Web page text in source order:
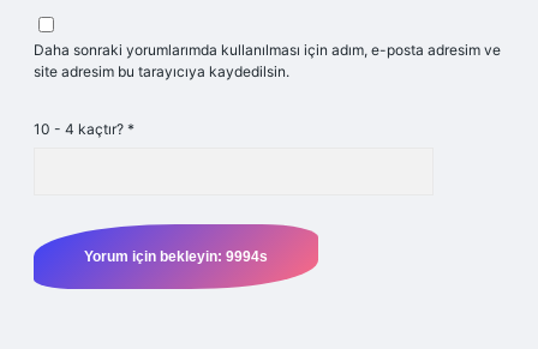
Daha sonraki yorumlarımda kullanılması için adım, e-posta adresim ve
site adresim bu tarayıcıya kaydedilsin.
10 - 4 kaçtır? *